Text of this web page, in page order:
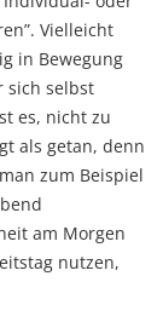
Vielleicht
in Bewegung
sich selbst
es, nicht zu
als getan, denn
zum Beispiel
am Morgen
nutzen,